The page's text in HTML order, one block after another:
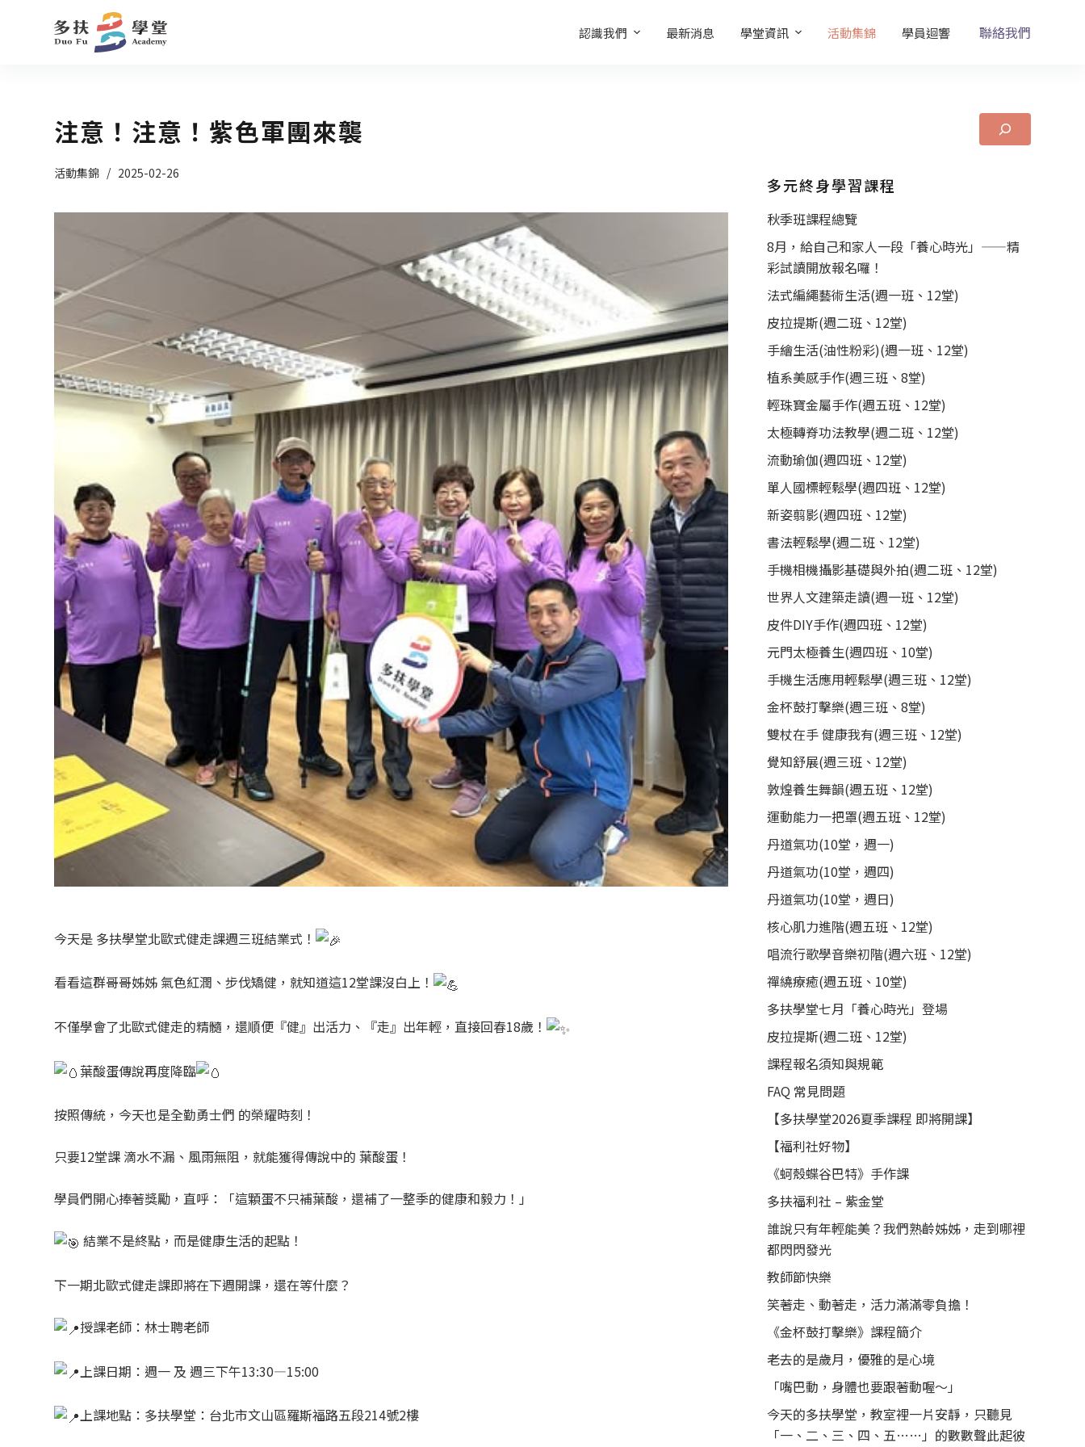
認識我們 最新消息 學堂資訊 活動集錦 學員迴響 聯絡我們
注意！注意！紫色軍團來襲
活動集錦 2025-02-26
今天是 多扶學堂北歐式健走課週三班結業式！
看看這群哥哥姊姊 氣色紅潤、步伐矯健，就知道這12堂課沒白上！
不僅學會了北歐式健走的精髓，還順便『健』出活力、『走』出年輕，直接回春18歲！
葉酸蛋傳說再度降臨
按照傳統，今天也是全勤勇士們 的榮耀時刻！
只要12堂課 滴水不漏、風雨無阻，就能獲得傳說中的 葉酸蛋！
學員們開心捧著獎勵，直呼：「這顆蛋不只補葉酸，還補了一整季的健康和毅力！」
結業不是終點，而是健康生活的起點！
下一期北歐式健走課即將在下週開課，還在等什麼？
授課老師：林士聘老師
上課日期：週一 及 週三下午13:30—15:00
上課地點：多扶學堂：台北市文山區羅斯福路五段214號2樓
多元終身學習課程
秋季班課程總覽
8月，給自己和家人一段「養心時光」——精
彩試讀開放報名囉！
法式編繩藝術生活(週一班、12堂)
皮拉提斯(週二班、12堂)
手繪生活(油性粉彩)(週一班、12堂)
植系美感手作(週三班、8堂)
輕珠寶金屬手作(週五班、12堂)
太極轉脊功法教學(週二班、12堂)
流動瑜伽(週四班、12堂)
單人國標輕鬆學(週四班、12堂)
新姿翦影(週四班、12堂)
書法輕鬆學(週二班、12堂)
手機相機攝影基礎與外拍(週二班、12堂)
世界人文建築走讀(週一班、12堂)
皮件DIY手作(週四班、12堂)
元門太極養生(週四班、10堂)
手機生活應用輕鬆學(週三班、12堂)
金杯鼓打擊樂(週三班、8堂)
雙杖在手 健康我有(週三班、12堂)
覺知舒展(週三班、12堂)
敦煌養生舞韻(週五班、12堂)
運動能力一把罩(週五班、12堂)
丹道氣功(10堂，週一)
丹道氣功(10堂，週四)
丹道氣功(10堂，週日)
核心肌力進階(週五班、12堂)
唱流行歌學音樂初階(週六班、12堂)
禪繞療癒(週五班、10堂)
多扶學堂七月「養心時光」登場
皮拉提斯(週二班、12堂)
課程報名須知與規範
FAQ 常見問題
【多扶學堂2026夏季課程 即將開課】
【福利社好物】
《蚵殼蝶谷巴特》手作課
多扶福利社 – 紫金堂
誰說只有年輕能美？我們熟齡姊姊，走到哪裡
都閃閃發光
教師節快樂
笑著走、動著走，活力滿滿零負擔！
《金杯鼓打擊樂》課程簡介
老去的是歲月，優雅的是心境
「嘴巴動，身體也要跟著動喔～」
今天的多扶學堂，教室裡一片安靜，只聽見
「一、二、三、四、五……」的數數聲此起彼